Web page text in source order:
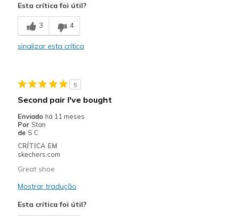
Stylish
Contras
Poor Cushioning
Casual Wear
Sizing
View On Shoes
Esta crítica foi útil?
3 4
sinalizar esta crítica
5
Second pair I've bought
Enviado há 11 meses
Por Stan
de S C
CRÍTICA EM
skechers.com
Great shoe
Mostrar tradução
Esta crítica foi útil?